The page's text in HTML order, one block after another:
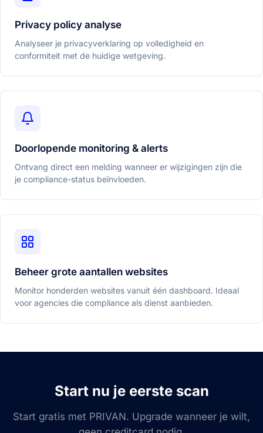
Privacy policy analyse
Analyseer je privacyverklaring op volledigheid en
conformiteit met de huidige wetgeving.
Doorlopende monitoring & alerts
Ontvang direct een melding wanneer er wijzigingen zijn die
je compliance-status beïnvloeden.
Beheer grote aantallen websites
Monitor honderden websites vanuit één dashboard. Ideaal
voor agencies die compliance als dienst aanbieden.
Start nu je eerste scan
Start gratis met PRIVAN. Upgrade wanneer je wilt,